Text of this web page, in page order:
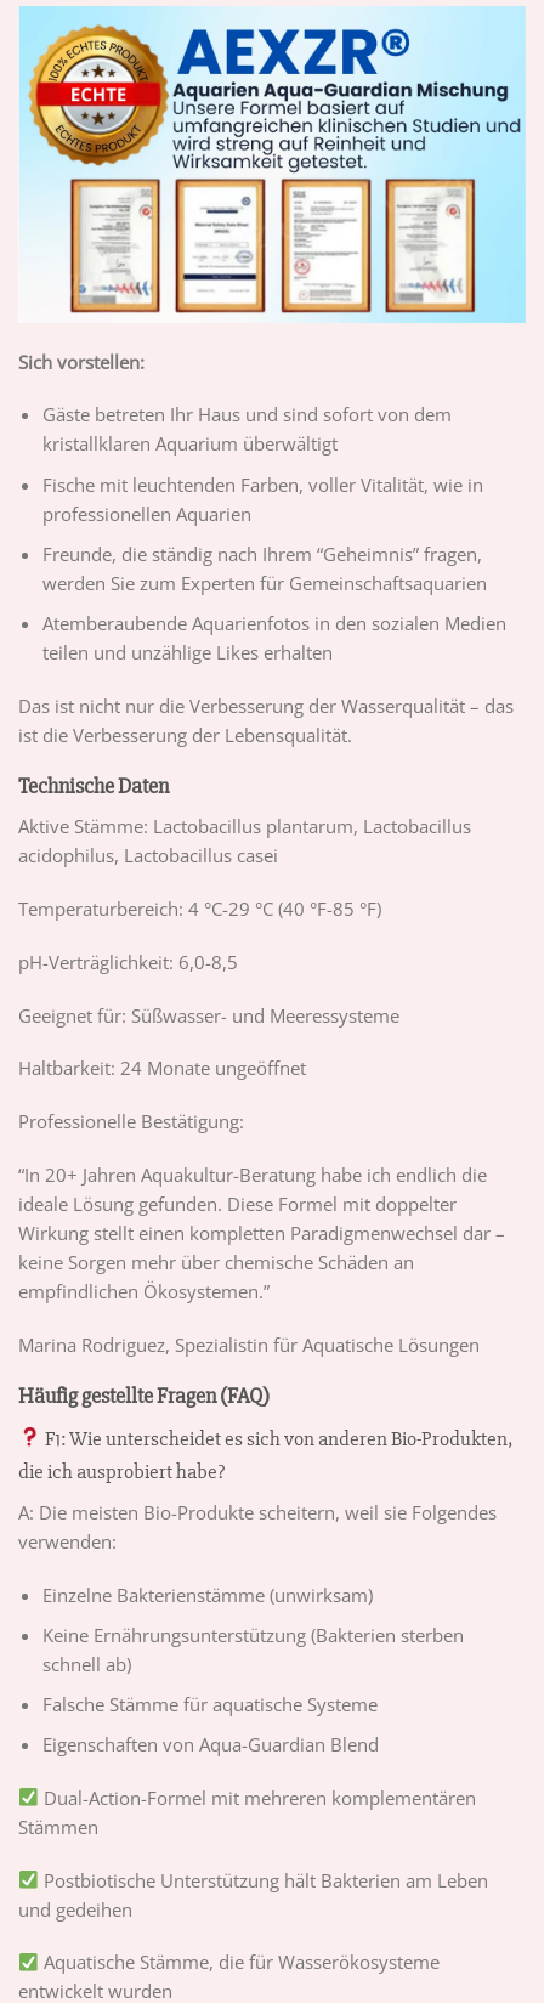
Sich vorstellen:
Gäste betreten Ihr Haus und sind sofort von dem
kristallklaren Aquarium überwältigt
Fische mit leuchtenden Farben, voller Vitalität, wie in
professionellen Aquarien
Freunde, die ständig nach Ihrem “Geheimnis” fragen,
werden Sie zum Experten für Gemeinschaftsaquarien
Atemberaubende Aquarienfotos in den sozialen Medien
teilen und unzählige Likes erhalten
Das ist nicht nur die Verbesserung der Wasserqualität – das
ist die Verbesserung der Lebensqualität.
Technische Daten
Aktive Stämme: Lactobacillus plantarum, Lactobacillus
acidophilus, Lactobacillus casei
Temperaturbereich: 4 °C-29 °C (40 °F-85 °F)
pH-Verträglichkeit: 6,0-8,5
Geeignet für: Süßwasser- und Meeressysteme
Haltbarkeit: 24 Monate ungeöffnet
Professionelle Bestätigung:
“In 20+ Jahren Aquakultur-Beratung habe ich endlich die
ideale Lösung gefunden. Diese Formel mit doppelter
Wirkung stellt einen kompletten Paradigmenwechsel dar –
keine Sorgen mehr über chemische Schäden an
empfindlichen Ökosystemen.”
Marina Rodriguez, Spezialistin für Aquatische Lösungen
Häufig gestellte Fragen (FAQ)
F1: Wie unterscheidet es sich von anderen Bio-Produkten,
die ich ausprobiert habe?
A: Die meisten Bio-Produkte scheitern, weil sie Folgendes
verwenden:
Einzelne Bakterienstämme (unwirksam)
Keine Ernährungsunterstützung (Bakterien sterben
schnell ab)
Falsche Stämme für aquatische Systeme
Eigenschaften von Aqua-Guardian Blend
Dual-Action-Formel mit mehreren komplementären
Stämmen
Postbiotische Unterstützung hält Bakterien am Leben
und gedeihen
Aquatische Stämme, die für Wasserökosysteme
entwickelt wurden